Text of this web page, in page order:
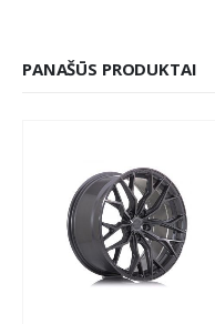
PANAŠŪS PRODUKTAI